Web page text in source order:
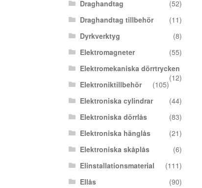
Draghandtag
(52)
Draghandtag tillbehör
(11)
Dyrkverktyg
(8)
Elektromagneter
(55)
Elektromekaniska dörrtrycken
(12)
Elektroniktillbehör
(105)
Elektroniska cylindrar
(44)
Elektroniska dörrlås
(83)
Elektroniska hänglås
(21)
Elektroniska skåplås
(6)
Elinstallationsmaterial
(111)
Ellås
(90)